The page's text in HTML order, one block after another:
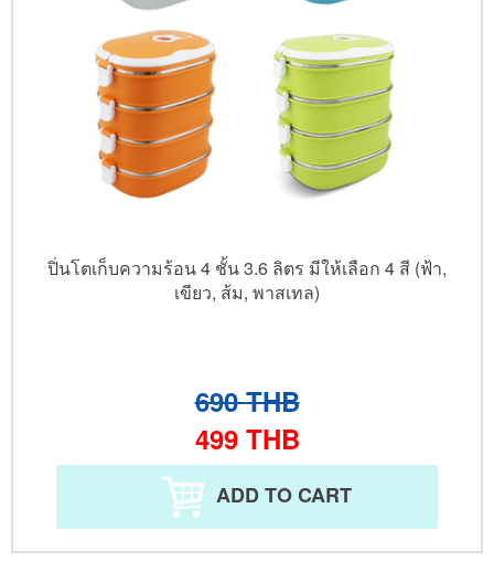
ปิ่นโตเก็บความร้อน 4 ชั้น 3.6 ลิตร มีให้เลือก 4 สี (ฟ้า,
เขียว, ส้ม, พาสเทล)
690 THB
499 THB
ADD TO CART